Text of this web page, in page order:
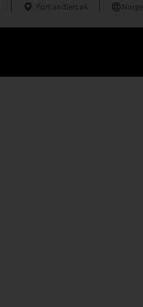
Forhandlersøk Norge